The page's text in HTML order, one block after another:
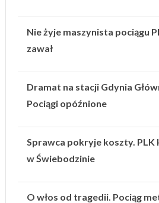
Nie żyje maszynista pociągu
zawał
Dramat na stacji Gdynia
Pociągi opóźnione
Sprawca pokryje koszty.
w Świebodzinie
O włos od tragedii. Pociąg